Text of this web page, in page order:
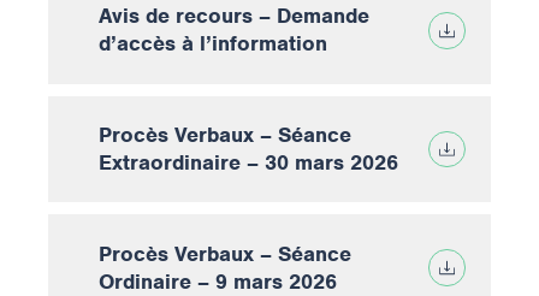
Avis de recours – Demande
d’accès à l’information
Procès Verbaux – Séance
Extraordinaire – 30 mars 2026
Procès Verbaux – Séance
Ordinaire – 9 mars 2026